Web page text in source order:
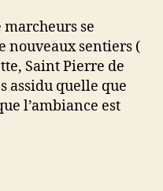
marcheurs se
nouveaux sentiers (
Saint Pierre de
assidu quelle que
l’ambiance est